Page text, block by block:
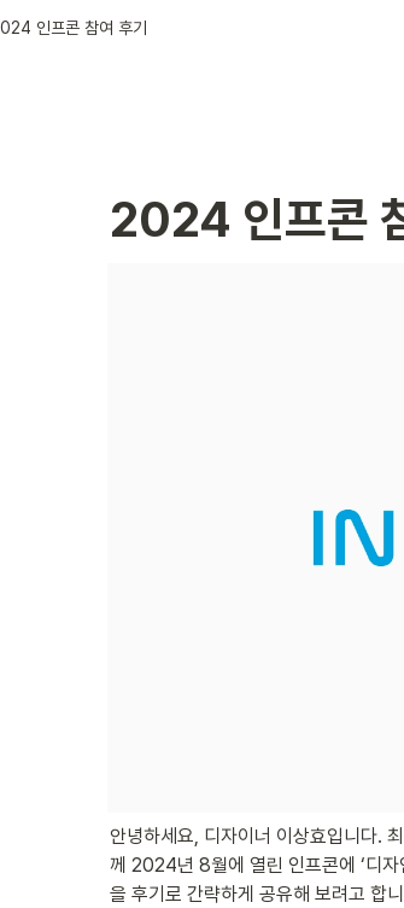
인프콘 참여 후기
2024 인프콘
안녕하세요, 디자이너 이상효입니다.
께 2024년 8월에 열린 인프콘에 ‘디자
을 후기로 간략하게 공유해 보려고 합